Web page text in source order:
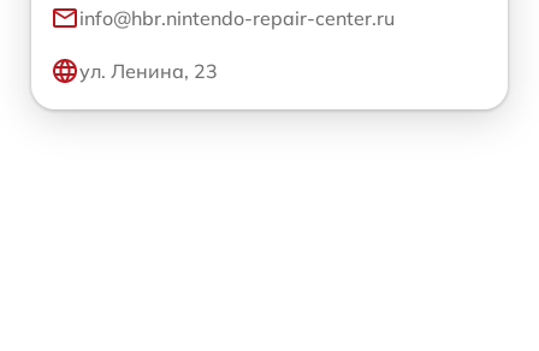
info@hbr.nintendo-repair-center.ru
ул. Ленина, 23